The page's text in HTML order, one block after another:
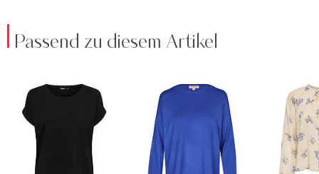
Passend zu diesem Artikel